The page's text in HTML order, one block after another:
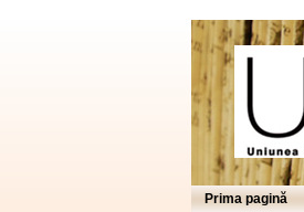
Prima pagină